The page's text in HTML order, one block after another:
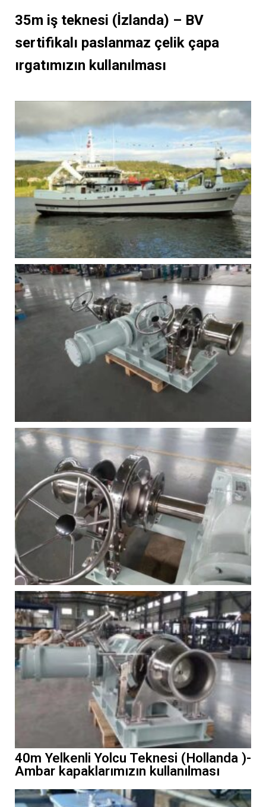
35m iş teknesi (İzlanda) – BV
sertifikalı paslanmaz çelik çapa
ırgatımızın kullanılması
40m Yelkenli Yolcu Teknesi (Hollanda )-
Ambar kapaklarımızın kullanılması